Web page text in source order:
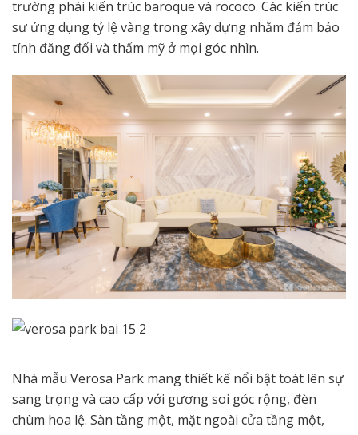
trường phái kiến trúc baroque và rococo. Các kiến trúc
sư ứng dụng tỷ lệ vàng trong xây dựng nhằm đảm bảo
tính đăng đối và thẩm mỹ ở mọi góc nhìn.
Nhà mẫu Verosa Park mang thiết kế nổi bật toát lên sự
sang trọng và cao cấp với gương soi góc rộng, đèn
chùm hoa lệ. Sàn tầng một, mặt ngoài cửa tầng một,